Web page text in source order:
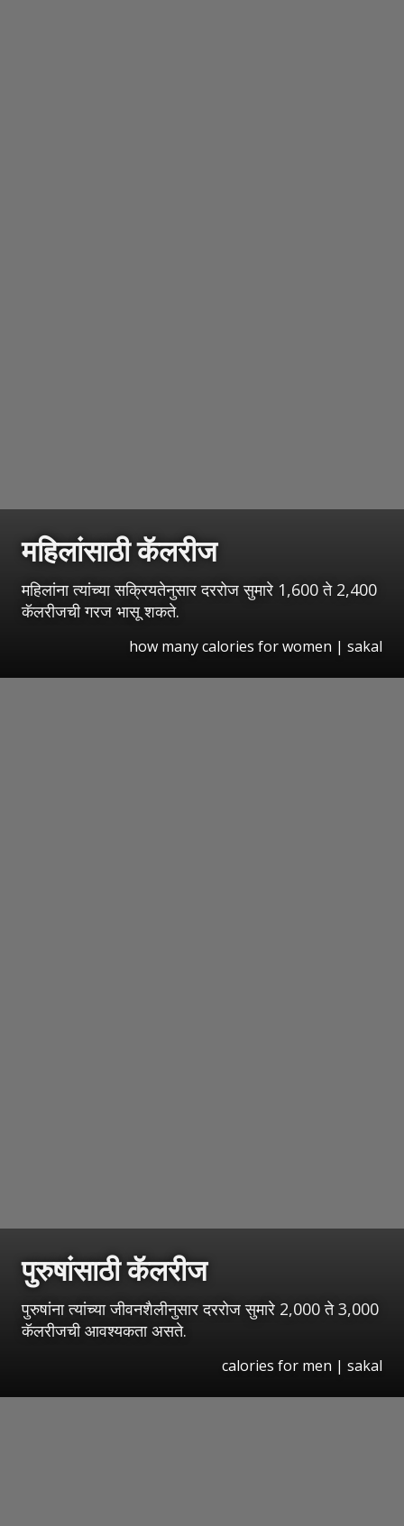
महिलांसाठी कॅलरीज
महिलांना त्यांच्या सक्रियतेनुसार दररोज सुमारे 1,600 ते 2,400
कॅलरीजची गरज भासू शकते.
how many calories for women | sakal
पुरुषांसाठी कॅलरीज
पुरुषांना त्यांच्या जीवनशैलीनुसार दररोज सुमारे 2,000 ते 3,000
कॅलरीजची आवश्यकता असते.
calories for men | sakal